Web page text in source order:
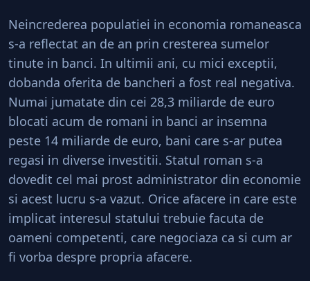
Neincrederea populatiei in economia romaneasca
s-a reflectat an de an prin cresterea sumelor
tinute in banci. In ultimii ani, cu mici exceptii,
dobanda oferita de bancheri a fost real negativa.
Numai jumatate din cei 28,3 miliarde de euro
blocati acum de romani in banci ar insemna
peste 14 miliarde de euro, bani care s-ar putea
regasi in diverse investitii. Statul roman s-a
dovedit cel mai prost administrator din economie
si acest lucru s-a vazut. Orice afacere in care este
implicat interesul statului trebuie facuta de
oameni competenti, care negociaza ca si cum ar
fi vorba despre propria afacere.